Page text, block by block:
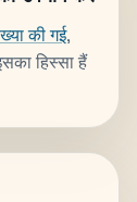
की गई,
हिस्सा हैं